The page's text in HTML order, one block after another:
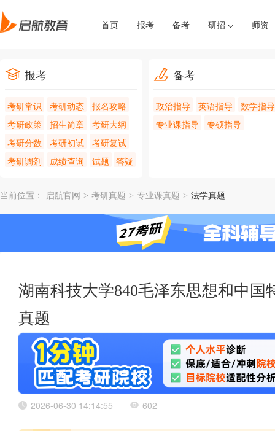
首页 报考 备考 研招 师资
报考
考研常识 考研动态
报名攻略
考研政策
招生简章
考研大纲
考研分数
考研初试
考研复试
考研调剂
成绩查询 试题 答疑
备考
政治指导 英语指导
数学指导
专业课指导
专硕指导
当前位置： 启航官网 > 考研真题 > 专业课真题 > 法学真题
湖南科技大学840毛泽东思想和中国
真题
2026-06-30 14:14:55 602